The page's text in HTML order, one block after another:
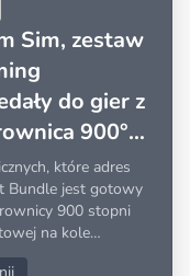
Sim, zestaw
do gier z
900°,
USB,
które adres
Bundle jest gotowy
900 stopni
na kole
zapewniając